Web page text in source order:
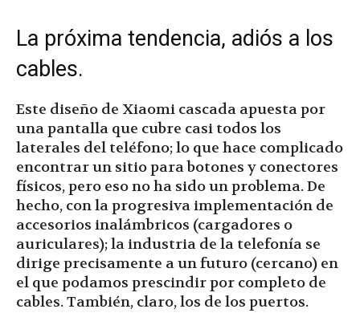
La próxima tendencia, adiós a los
cables.
Este diseño de Xiaomi cascada apuesta por
una pantalla que cubre casi todos los
laterales del teléfono; lo que hace complicado
encontrar un sitio para botones y conectores
físicos, pero eso no ha sido un problema. De
hecho, con la progresiva implementación de
accesorios inalámbricos (cargadores o
auriculares); la industria de la telefonía se
dirige precisamente a un futuro (cercano) en
el que podamos prescindir por completo de
cables. También, claro, los de los puertos.